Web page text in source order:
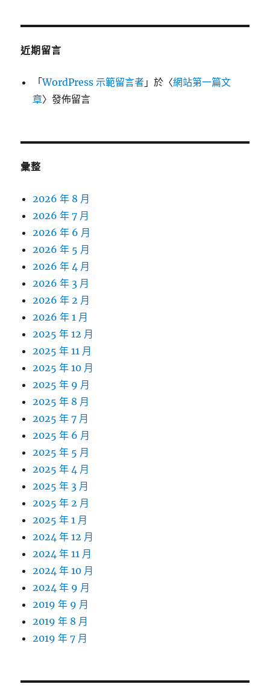
近期留言
「WordPress 示範留言者 」於〈網站第一篇文
章〉發佈留言
彙整
2026 年 8 月
2026 年 7 月
2026 年 6 月
2026 年 5 月
2026 年 4 月
2026 年 3 月
2026 年 2 月
2026 年 1 月
2025 年 12 月
2025 年 11 月
2025 年 10 月
2025 年 9 月
2025 年 8 月
2025 年 7 月
2025 年 6 月
2025 年 5 月
2025 年 4 月
2025 年 3 月
2025 年 2 月
2025 年 1 月
2024 年 12 月
2024 年 11 月
2024 年 10 月
2024 年 9 月
2019 年 9 月
2019 年 8 月
2019 年 7 月